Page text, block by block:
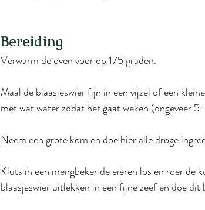
Bereiding
Verwarm de oven voor op 175 graden.
Maal de blaasjeswier fijn in een vijzel of een
met wat water zodat het gaat weken (ongeveer
Neem een grote kom en doe hier alle droge
Kluts in een mengbeker de eieren los en roer de
blaasjeswier uitlekken in een fijne zeef en doe